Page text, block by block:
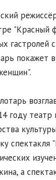
"Красный
гастролей
покажет
году театр
спектакля
а